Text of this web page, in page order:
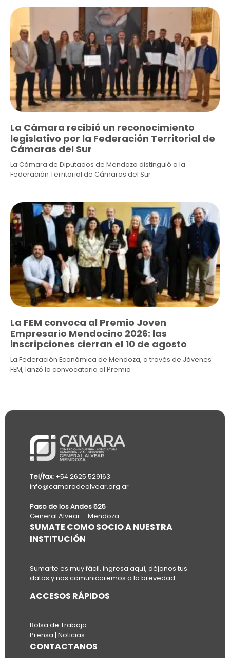
La Cámara recibió un reconocimiento
legislativo por la Federación Territorial de
Cámaras del Sur
La Cámara de Diputados de Mendoza distinguió a la
Federación Territorial de Cámaras del Sur
La FEM convoca al Premio Joven
Empresario Mendocino 2026: las
inscripciones cierran el 10 de agosto
La Federación Económica de Mendoza, a través de Jóvenes
FEM, lanzó la convocatoria al Premio
Tel/fax: +54 2625 529163
info@camaradealvear.org.ar
Paso de los Andes 525
General Alvear – Mendoza
SUMATE COMO SOCIO A NUESTRA
INSTITUCIÓN
Sumarte es muy fácil, ingresa aquí, déjanos tus
datos y nos comunicaremos a la brevedad
ACCESOS RÁPIDOS
Bolsa de Trabajo
Prensa | Noticias
CONTACTANOS